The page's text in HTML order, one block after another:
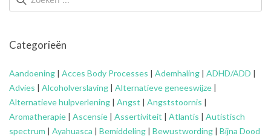
Categorieën
Aandoening | Acces Body Processes | Ademhaling | ADHD/ADD |
Advies | Alcoholverslaving | Alternatieve geneeswijze |
Alternatieve hulpverlening | Angst | Angststoornis |
Aromatherapie | Ascensie | Assertiviteit | Atlantis | Autistisch
spectrum | Ayahuasca | Bemiddeling | Bewustwording | Bijna Dood